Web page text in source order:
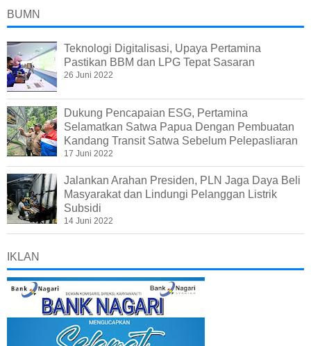
BUMN
Teknologi Digitalisasi, Upaya Pertamina
Pastikan BBM dan LPG Tepat Sasaran
26 Juni 2022
Dukung Pencapaian ESG, Pertamina
Selamatkan Satwa Papua Dengan Pembuatan
Kandang Transit Satwa Sebelum Pelepasliaran
17 Juni 2022
Jalankan Arahan Presiden, PLN Jaga Daya Beli
Masyarakat dan Lindungi Pelanggan Listrik
Subsidi
14 Juni 2022
IKLAN